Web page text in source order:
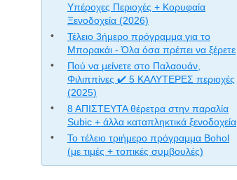
Υπέροχες Περιοχές + Κορυφαία
Ξενοδοχεία (2026)
Τέλειο 3ήμερο πρόγραμμα για το
Μπορακάι - Όλα όσα πρέπει να ξέρετε
Πού να μείνετε στο Παλαουάν,
Φιλιππίνες ✔️ 5 ΚΑΛΥΤΕΡΕΣ περιοχές
(2025)
8 ΑΠΙΣΤΕΥΤΑ θέρετρα στην παραλία
Subic + άλλα καταπληκτικά ξενοδοχεία
Το τέλειο τριήμερο πρόγραμμα Bohol
(με τιμές + τοπικές συμβουλές)